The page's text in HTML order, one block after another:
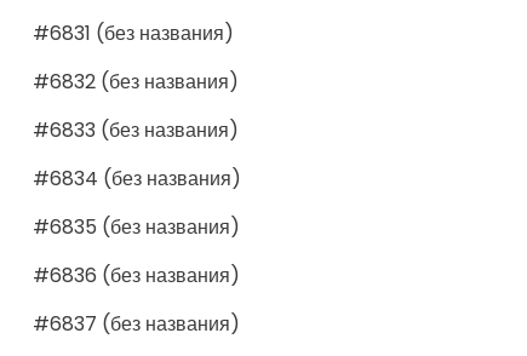
#6831 (без названия)
#6832 (без названия)
#6833 (без названия)
#6834 (без названия)
#6835 (без названия)
#6836 (без названия)
#6837 (без названия)